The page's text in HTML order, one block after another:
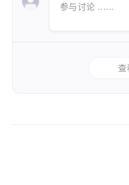
参与讨论 ......
查